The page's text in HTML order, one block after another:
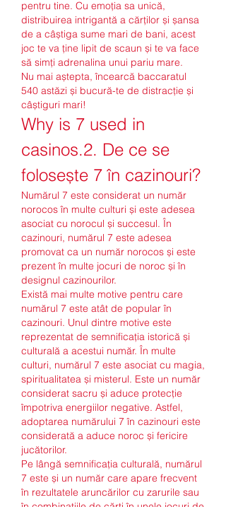
pentru tine. Cu emoția sa unică,
distribuirea intrigantă a cărților și șansa
de a câștiga sume mari de bani, acest
joc te va ține lipit de scaun și te va face
să simți adrenalina unui pariu mare.
Nu mai aștepta, încearcă baccaratul
540 astăzi și bucură-te de distracție și
câștiguri mari!
Why is 7 used in
casinos.2. De ce se
folosește 7 în cazinouri?
Numărul 7 este considerat un număr
norocos în multe culturi și este adesea
asociat cu norocul și succesul. În
cazinouri, numărul 7 este adesea
promovat ca un număr norocos și este
prezent în multe jocuri de noroc și în
designul cazinourilor.
Există mai multe motive pentru care
numărul 7 este atât de popular în
cazinouri. Unul dintre motive este
reprezentat de semnificația istorică și
culturală a acestui număr. În multe
culturi, numărul 7 este asociat cu magia,
spiritualitatea și misterul. Este un număr
considerat sacru și aduce protecție
împotriva energiilor negative. Astfel,
adoptarea numărului 7 în cazinouri este
considerată a aduce noroc și fericire
jucătorilor.
Pe lângă semnificația culturală, numărul
7 este și un număr care apare frecvent
în rezultatele aruncărilor cu zarurile sau